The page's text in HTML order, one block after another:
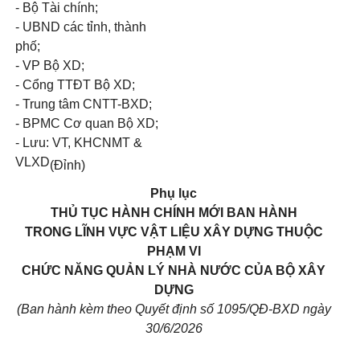
- Bộ Tài chính;
- UBND các tỉnh, thành
phố;
- VP Bộ XD;
- Cổng TTĐT Bộ XD;
- Trung tâm CNTT-BXD;
- BPMC Cơ quan Bộ XD;
- Lưu: VT, KHCNMT &
VLXD(Đỉnh)
Phụ lục
THỦ TỤC HÀNH CHÍNH MỚI BAN HÀNH
TRONG LĨNH VỰC VẬT LIỆU XÂY DỰNG THUỘC
PHẠM VI
CHỨC NĂNG QUẢN LÝ NHÀ NƯỚC CỦA BỘ XÂY
DỰNG
(Ban hành kèm theo Quyết định số 1095/QĐ-BXD ngày
30/6/2026